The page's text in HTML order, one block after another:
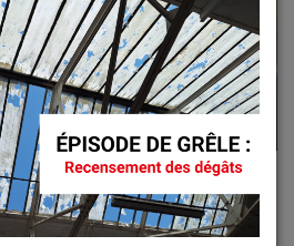
vos démarches